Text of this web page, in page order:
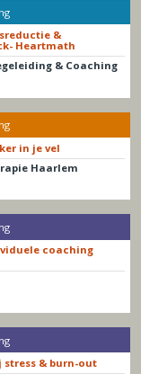
&
Heartmath
& Coaching
in je vel
Haarlem
coaching
& burn-out